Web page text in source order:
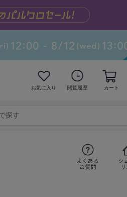
お気に入り 閲覧履歴 カート